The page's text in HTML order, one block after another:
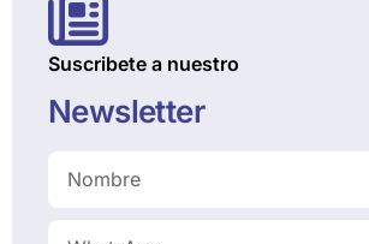
Suscribete a nuestro
Newsletter